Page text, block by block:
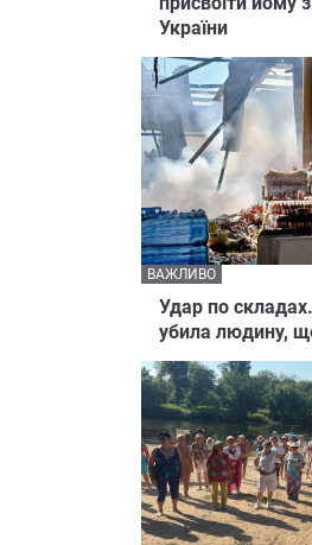
України
Удар по
убила людину,
ВАЖЛИВО